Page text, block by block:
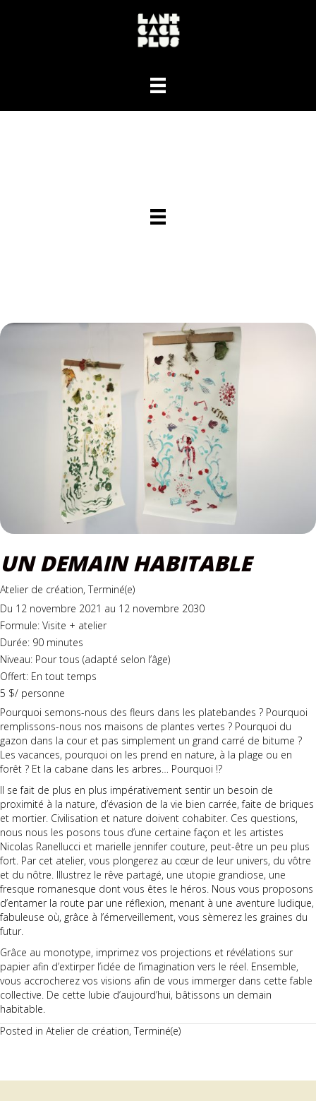
UN DEMAIN HABITABLE
Atelier de création, Terminé(e)
Du 12 novembre 2021 au 12 novembre 2030
Formule: Visite + atelier
Durée: 90 minutes
Niveau: Pour tous (adapté selon l’âge)
Offert: En tout temps
5 $/ personne
Pourquoi semons-nous des fleurs dans les platebandes ? Pourquoi
remplissons-nous nos maisons de plantes vertes ? Pourquoi du
gazon dans la cour et pas simplement un grand carré de bitume ?
Les vacances, pourquoi on les prend en nature, à la plage ou en
forêt ? Et la cabane dans les arbres… Pourquoi !?
Il se fait de plus en plus impérativement sentir un besoin de
proximité à la nature, d’évasion de la vie bien carrée, faite de briques
et mortier. Civilisation et nature doivent cohabiter. Ces questions,
nous nous les posons tous d’une certaine façon et les artistes
Nicolas Ranellucci et marielle jennifer couture, peut-être un peu plus
fort. Par cet atelier, vous plongerez au cœur de leur univers, du vôtre
et du nôtre. Illustrez le rêve partagé, une utopie grandiose, une
fresque romanesque dont vous êtes le héros. Nous vous proposons
d’entamer la route par une réflexion, menant à une aventure ludique,
fabuleuse où, grâce à l’émerveillement, vous sèmerez les graines du
futur.
Grâce au monotype, imprimez vos projections et révélations sur
papier afin d’extirper l’idée de l’imagination vers le réel. Ensemble,
vous accrocherez vos visions afin de vous immerger dans cette fable
collective. De cette lubie d’aujourd’hui, bâtissons un demain
habitable.
Posted in Atelier de création,Terminé(e)